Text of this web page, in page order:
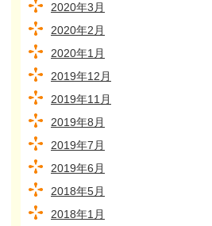
2020年3月
2020年2月
2020年1月
2019年12月
2019年11月
2019年8月
2019年7月
2019年6月
2018年5月
2018年1月